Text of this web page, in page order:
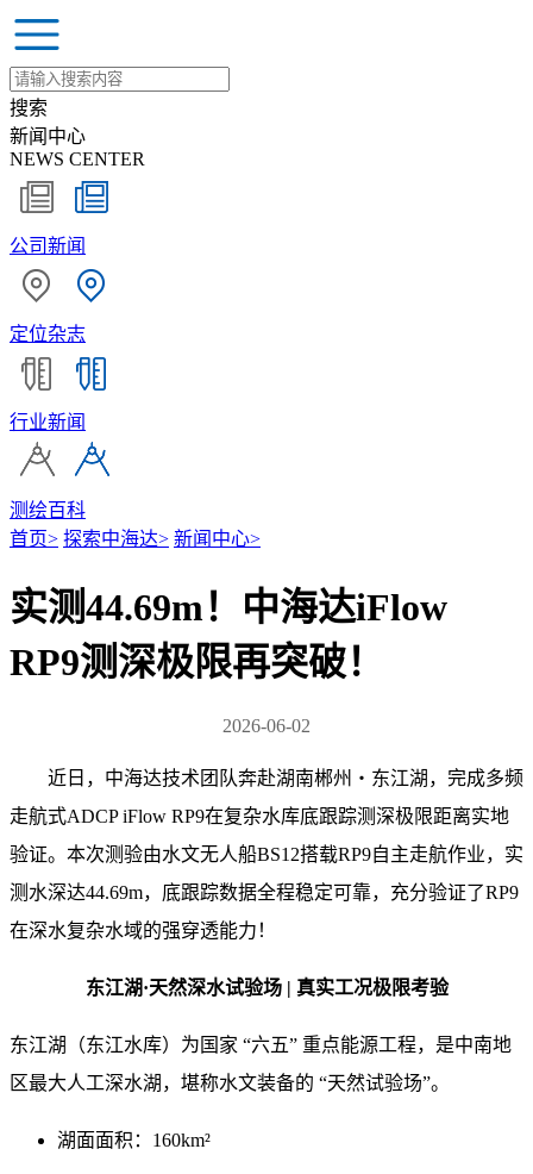
搜索
新闻中心
NEWS CENTER
公司新闻
定位杂志
行业新闻
测绘百科
首页> 探索中海达> 新闻中心>
实测44.69m！中海达iFlow
RP9测深极限再突破！
2026-06-02
近日，中海达技术团队奔赴湖南郴州・东江湖，完成多频
走航式ADCP iFlow RP9在复杂水库底跟踪测深极限距离实地
验证。本次测验由水文无人船BS12搭载RP9自主走航作业，实
测水深达44.69m，底跟踪数据全程稳定可靠，充分验证了RP9
在深水复杂水域的强穿透能力！
东江湖·天然深水试验场 | 真实工况极限考验
东江湖（东江水库）为国家 “六五” 重点能源工程，是中南地
区最大人工深水湖，堪称水文装备的 “天然试验场”。
湖面面积：160km²